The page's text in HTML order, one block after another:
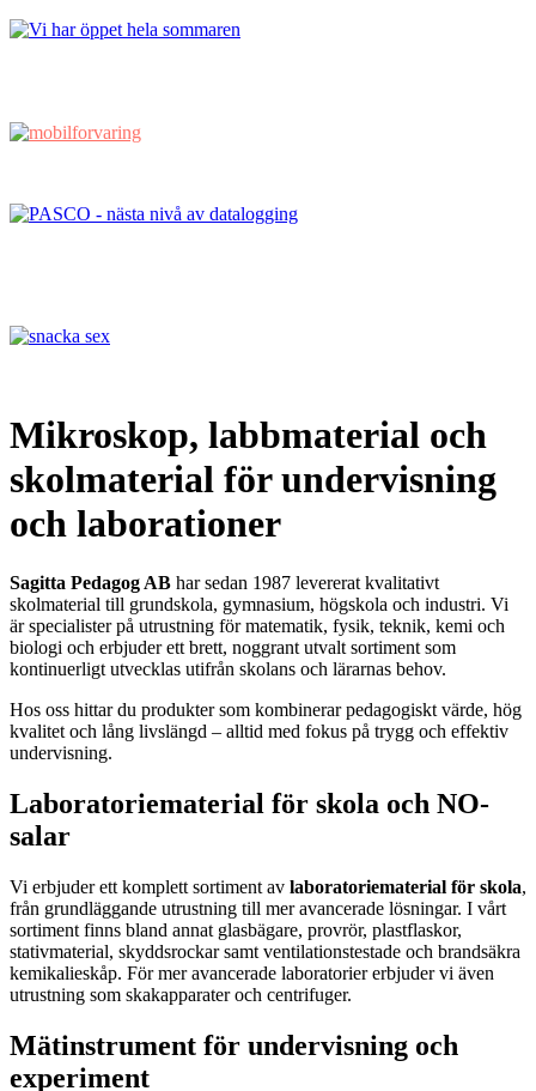
Mikroskop, labbmaterial och
skolmaterial för undervisning
och laborationer
Sagitta Pedagog AB har sedan 1987 levererat kvalitativt
skolmaterial till grundskola, gymnasium, högskola och industri. Vi
är specialister på utrustning för matematik, fysik, teknik, kemi och
biologi och erbjuder ett brett, noggrant utvalt sortiment som
kontinuerligt utvecklas utifrån skolans och lärarnas behov.
Hos oss hittar du produkter som kombinerar pedagogiskt värde, hög
kvalitet och lång livslängd – alltid med fokus på trygg och effektiv
undervisning.
Laboratoriematerial för skola och NO-
salar
Vi erbjuder ett komplett sortiment av laboratoriematerial för skola,
från grundläggande utrustning till mer avancerade lösningar. I vårt
sortiment finns bland annat glasbägare, provrör, plastflaskor,
stativmaterial, skyddsrockar samt ventilationstestade och brandsäkra
kemikalieskåp. För mer avancerade laboratorier erbjuder vi även
utrustning som skakapparater och centrifuger.
Mätinstrument för undervisning och
experiment